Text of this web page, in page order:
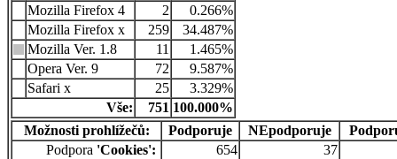
Mozilla Firefox 4
2
0.266%
Mozilla Firefox x
259
34.487%
Mozilla Ver. 1.8
11
1.465%
Opera Ver. 9
72
9.587%
Safari x
25
3.329%
Vše:
751 100.000%
Možnosti prohlížečů: Podporuje NEpodporuje
Podpora 'Cookies': 654
37